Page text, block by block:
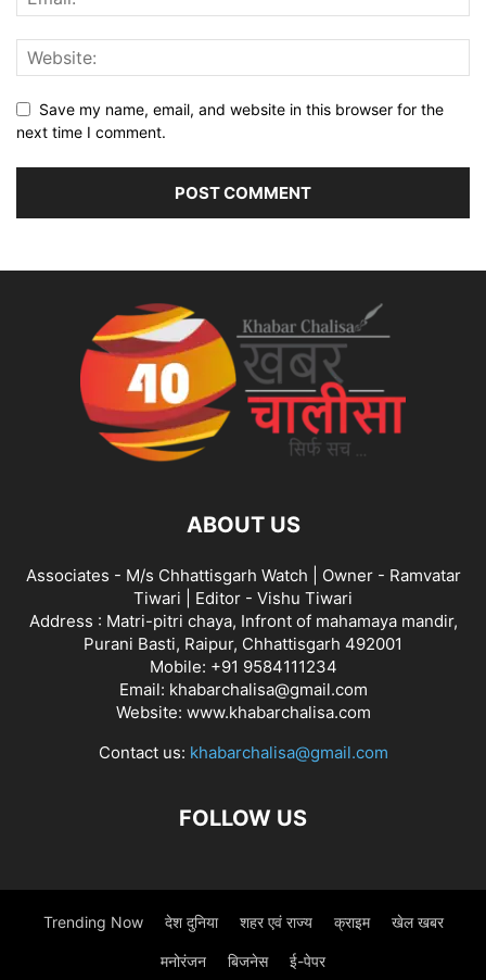
Save my name, email, and website in this browser for the
next time I comment.
ABOUT US
Associates - M/s Chhattisgarh Watch | Owner - Ramvatar
Tiwari | Editor - Vishu Tiwari
Address : Matri-pitri chaya, Infront of mahamaya mandir,
Purani Basti, Raipur, Chhattisgarh 492001
Mobile: +91 9584111234
Email: khabarchalisa@gmail.com
Website: www.khabarchalisa.com
Contact us: khabarchalisa@gmail.com
FOLLOW US
Trending Now देश दुनिया शहर एवं राज्य क्राइम खेल खबर
मनोरंजन बिजनेस ई-पेपर